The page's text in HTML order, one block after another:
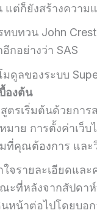
แต่ก็ยังสร้างความ
ทบทวน John
กอย่างว่า SAS
ดูลของระบบ
องต้น
ตรเริ่มต้นด้วยการ
หมาย การตั้งค่าเ
ที่คุณต้องการ และ
ใจรายละเอียดแ
ะที่หลังจากสัปดาห์
นหน้าต่อไปโดยบอ